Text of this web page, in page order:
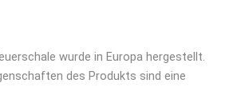
wurde in Europa hergestellt.
des Produkts sind eine